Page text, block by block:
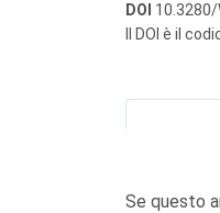
DOI
Il DOI è il
Se questo